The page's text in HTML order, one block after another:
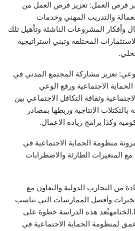
فرص العمل: تعزيز فرص العمل من
والتدريب المهني وخدمات
وأفكار المشروعات الناشئة وتأهيل تلك
المختلفة وتبني استراتيجية
تعزيز مشاركة المجتمع المدني في
الاجتماعية ورفع الوعي
وثقافة التكافل الاجتماعي بين
الإنتاجية وربطها بمصادر
وكذا برامج رياده الاعمال.
منظومة الحماية الاجتماعية في
مع المتغيرات الطارئة والاضطرابات
من التجارب الدولية والتعاون مع
وأفضل الممارسات التي تناسب
هذه الدراسة خطوة على
لمنظومة الحماية الاجتماعية في